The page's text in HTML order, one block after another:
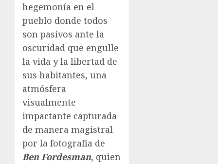
hegemonía en el
pueblo donde todos
son pasivos ante la
oscuridad que engulle
la vida y la libertad de
sus habitantes, una
atmósfera
visualmente
impactante capturada
de manera magistral
por la fotografía de
Ben Fordesman, quien